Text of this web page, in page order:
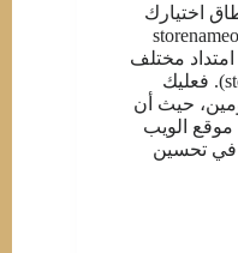
اختيارك
مختلف
). فعليك
حيث أن
موقع الويب
في تحسين